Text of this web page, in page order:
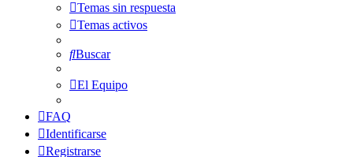
Temas sin respuesta
Temas activos
Buscar
El Equipo
FAQ
Identificarse
Registrarse